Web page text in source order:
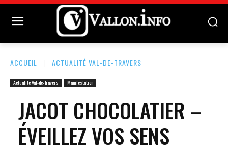
ACCUEIL ACTUALITÉ VAL-DE-TRAVERS
Actualité Val-de-Travers Manifestation
JACOT CHOCOLATIER –
ÉVEILLEZ VOS SENS